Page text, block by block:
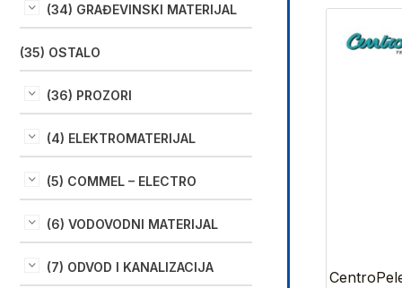
(34) GRAĐEVINSKI MATERIJAL
(35) OSTALO
(36) PROZORI
(4) ELEKTROMATERIJAL
(5) COMMEL – ELECTRO
(6) VODOVODNI MATERIJAL
(7) ODVOD I KANALIZACIJA